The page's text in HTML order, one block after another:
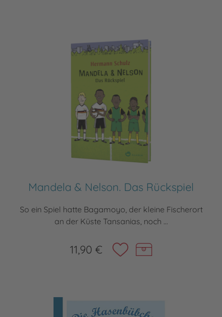
Mandela & Nelson. Das Rückspiel
So ein Spiel hatte Bagamoyo, der kleine Fischerort
an der Küste Tansanias, noch ...
11,90 €